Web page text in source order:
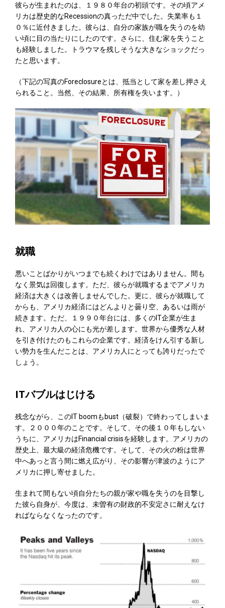
彼らが生まれたのは、１９８０年台の初頭です。その頃アメ
リカは歴史的なRecessionの真っただ中でした。失業率も１
０％に近付きました。彼らは、自分の家族が職を失うのを幼
い頃に目の当たりにしたのです。さらに、住む家を失うこと
も経験しました。トラウマを残しそうな大きなショックだっ
たと思います。
（下記の写真のForeclosureとは、抵当として家を差し押さえ
られること。当然、その結果、所有権を失います。）
就職
悪いことばかりがいつまでも続くわけではありません。間も
なく景気は回復します。ただ、彼らが就職するまでアメリカ
経済は大きくは改善しませんでした。更に、彼らが就職して
からも、アメリカ経済にはどんよりと曇り空、あるいは雨が
続きます。ただ、１９９０年台には、多くのIT企業が生ま
れ、アメリカ人の心にも光が差します。世界から優秀な人材
を引き付けたのもこれらの企業です。経済をけん引する新し
い勢力を生んだことは、アメリカ人にとっても誇りだったで
しょう。
ITバブルはじける
残念ながら、このIT boomもbust（破裂）で終わってしまいま
す。２０００年のことです。そして、その後１０年もしない
うちに、アメリカはFinancial crisisを経験します。アメリカの
歴史上、最大級の経済危機です。そして、その火の粉は世界
中へあっと言う間に燃え広がり、その影響が津波のようにア
メリカに押し寄せました。
生まれて間もない頃自分たちの親が家や職を失うのを目撃し
た彼ら自身が、今度は、未曽有の財政的不安定さに耐えなけ
ればならなくなったのです。